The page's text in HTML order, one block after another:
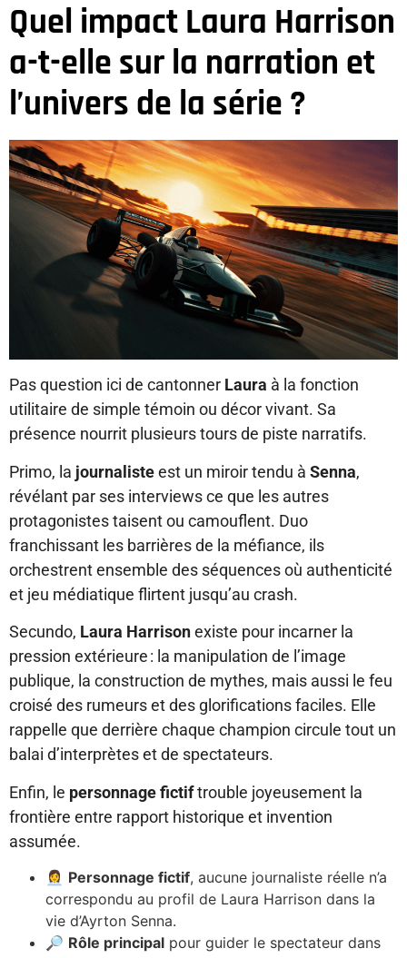
Quel impact Laura Harrison
a-t-elle sur la narration et
l’univers de la série ?
Pas question ici de cantonner Laura à la fonction
utilitaire de simple témoin ou décor vivant. Sa
présence nourrit plusieurs tours de piste narratifs.
Primo, la journalisteest un miroir tendu à Senna,
révélant par ses interviews ce que les autres
protagonistes taisent ou camouflent. Duo
franchissant les barrières de la méfiance, ils
orchestrent ensemble des séquences où authenticité
et jeu médiatique flirtent jusqu’au crash.
Secundo, Laura Harrisonexiste pour incarner la
pression extérieure : la manipulation de l’image
publique, la construction de mythes, mais aussi le feu
croisé des rumeurs et des glorifications faciles. Elle
rappelle que derrière chaque champion circule tout un
balai d’interprètes et de spectateurs.
Enfin, le personnage fictiftrouble joyeusement la
frontière entre rapport historique et invention
assumée.
👩‍💼 Personnage fictif, aucune journaliste réelle n’a
correspondu au profil de Laura Harrison dans la
vie d’Ayrton Senna.
🔎 Rôle principal pour guider le spectateur dans